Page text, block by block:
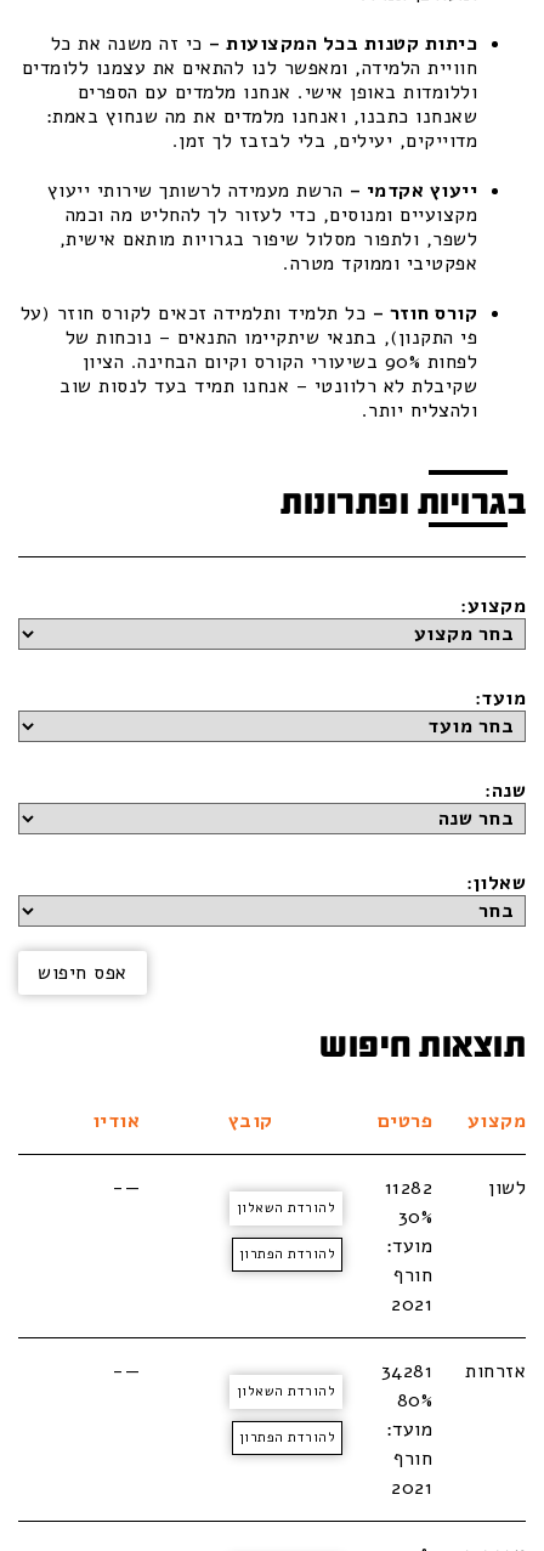
כיתות קטנות בכל המקצועות – כי זה משנה את כל
חוויית הלמידה, ומאפשר לנו להתאים את עצמנו ללומדים
וללומדות באופן אישי. אנחנו מלמדים עם הספרים
שאנחנו כתבנו, ואנחנו מלמדים את מה שנחוץ באמת:
מדוייקים, יעילים, בלי לבזבז לך זמן.
ייעוץ אקדמי – הרשת מעמידה לרשותך שירותי ייעוץ
מקצועיים ומנוסים, כדי לעזור לך להחליט מה וכמה
לשפר, ולתפור מסלול שיפור בגרויות מותאם אישית,
אפקטיבי וממוקד מטרה.
קורס חוזר – כל תלמיד ותלמידה זכאים לקורס חוזר (על
פי התקנון), בתנאי שיתקיימו התנאים – נוכחות של
לפחות 90% בשיעורי הקורס וקיום הבחינה. הציון
שקיבלת לא רלוונטי – אנחנו תמיד בעד לנסות שוב
ולהצליח יותר.
בגרויות ופתרונות
מקצוע:
מועד:
שנה:
שאלון:
תוצאות חיפוש
מקצוע פרטים קובץ אודיו
לשון
11282
30%
מועד:
חורף
2021
להורדת השאלון
להורדת הפתרון
—-
אזרחות
34281
80%
מועד:
חורף
2021
להורדת השאלון
להורדת הפתרון
—-